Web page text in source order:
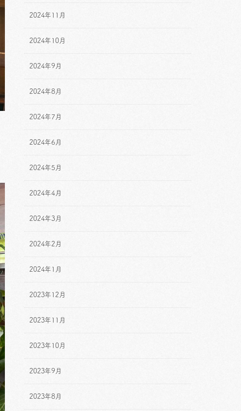
2024年11月
2024年10月
2024年9月
2024年8月
2024年7月
2024年6月
2024年5月
2024年4月
2024年3月
2024年2月
2024年1月
2023年12月
2023年11月
2023年10月
2023年9月
2023年8月